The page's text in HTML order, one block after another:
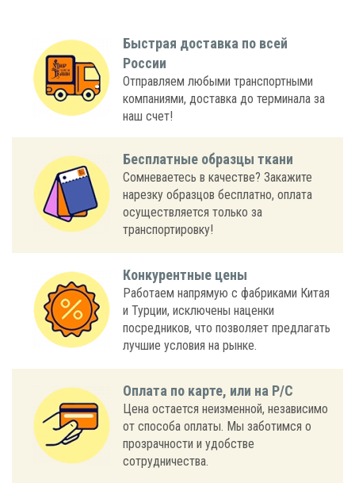
Быстрая доставка по всей
России
Отправляем любыми транспортными
компаниями, доставка до терминала за
наш счет!
Бесплатные образцы ткани
Сомневаетесь в качестве? Закажите
нарезку образцов бесплатно, оплата
осуществляется только за
транспортировку!
Конкурентные цены
Работаем напрямую с фабриками Китая
и Турции, исключены наценки
посредников, что позволяет предлагать
лучшие условия на рынке.
Оплата по карте, или на Р/С
Цена остается неизменной, независимо
от способа оплаты. Мы заботимся о
прозрачности и удобстве
сотрудничества.